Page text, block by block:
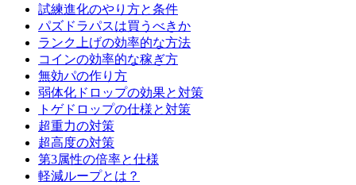
試練進化のやり方と条件
パズドラパスは買うべきか
ランク上げの効率的な方法
コインの効率的な稼ぎ方
無効パの作り方
弱体化ドロップの効果と対策
トゲドロップの仕様と対策
超重力の対策
超高度の対策
第3属性の倍率と仕様
軽減ループとは？